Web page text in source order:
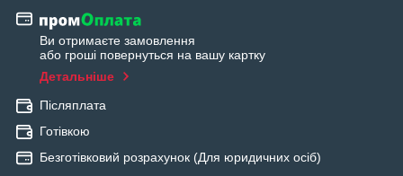
Ви отримаєте замовлення
або гроші повернуться на вашу картку
Детальніше
Післяплата
Готівкою
Безготівковий розрахунок (Для юридичних осіб)